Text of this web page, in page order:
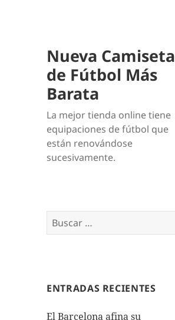
Nueva Camiseta
de Fútbol Más
Barata
La mejor tienda online tiene
equipaciones de fútbol que
están renovándose
sucesivamente.
Buscar:
ENTRADAS RECIENTES
El Barcelona afina su